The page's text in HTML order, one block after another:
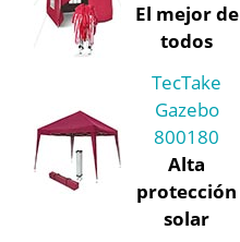
El mejor de
todos
TecTake
Gazebo
800180
Alta
protección
solar